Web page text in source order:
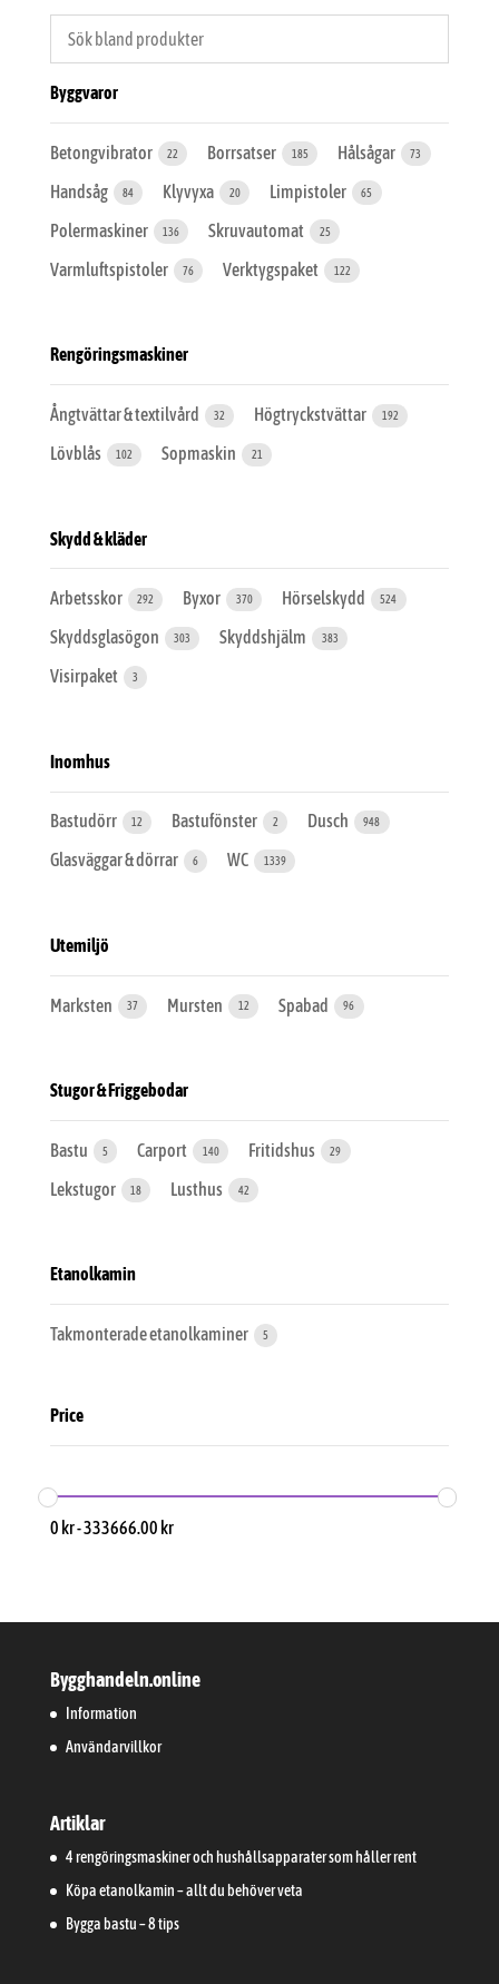
Byggvaror
Betongvibrator 22 Borrsatser 185 Hålsågar 73
Handsåg 84 Klyvyxa 20 Limpistoler 65
Polermaskiner 136 Skruvautomat 25
Varmluftspistoler 76 Verktygspaket 122
Rengöringsmaskiner
Ångtvättar & textilvård 32 Högtryckstvättar 192
Lövblås 102 Sopmaskin 21
Skydd & kläder
Arbetsskor 292 Byxor 370 Hörselskydd 524
Skyddsglasögon 303 Skyddshjälm 383
Visirpaket 3
Inomhus
Bastudörr 12 Bastufönster 2 Dusch 948
Glasväggar & dörrar 6 WC 1339
Utemiljö
Marksten 37 Mursten 12 Spabad 96
Stugor & Friggebodar
Bastu 5 Carport 140 Fritidshus 29
Lekstugor 18 Lusthus 42
Etanolkamin
Takmonterade etanolkaminer 5
Price
0 kr-333666.00 kr
Bygghandeln.online
Information
Användarvillkor
Artiklar
4 rengöringsmaskiner och hushållsapparater som håller rent
Köpa etanolkamin – allt du behöver veta
Bygga bastu – 8 tips